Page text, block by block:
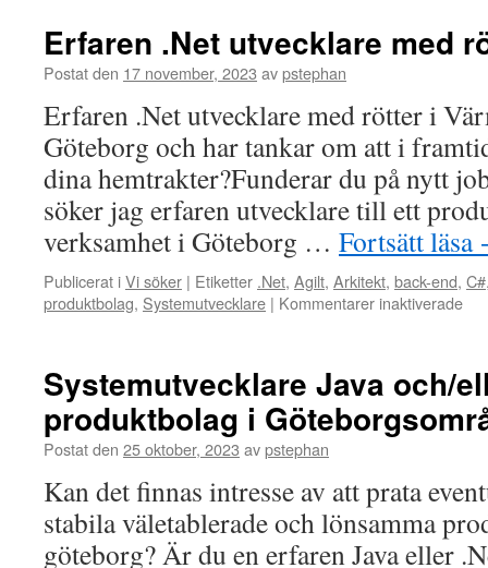
Erfaren .Net utvecklare med
Postat den 17 november, 2023 avpstephan
Erfaren .Net utvecklare med rötter i
Göteborg och har tankar om att i
dina hemtrakter?Funderar du på nytt
söker jag erfaren utvecklare till ett
verksamhet i Göteborg … Fortsätt läsa
Publicerat iVi söker | Etiketter .Net, Agilt, Arkitekt, back-end, C#
produktbolag, Systemutvecklare | Kommentarer inaktiveradeför
i
Systemutvecklare Java och/
produktbolag i
Postat den 25 oktober, 2023 avpstephan
Kan det finnas intresse av att prata
stabila väletablerade och lönsamma
göteborg? Är du en erfaren Java eller